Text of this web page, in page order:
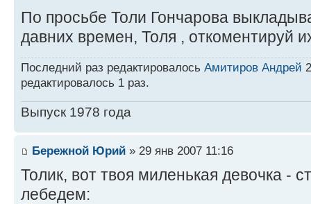
По просьбе Толи Гончарова
давних времен, Толя , откоментируй
Последний раз редактировалось Амитиров Андрей
редактировалось 1 раз.
Выпуск 1978 года
Бережной Юрий » 29 янв 2007 11:16
Толик, вот твоя миленькая девочка -
лебедем: